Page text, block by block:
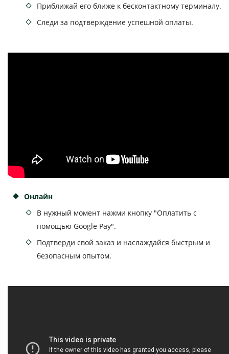
Приближай его ближе к бесконтактному терминалу.
Следи за подтверждение успешной оплаты.
Oнлайн
В нужный момент нажми кнопку "Оплатить с
помощью Google Pay".
Подтверди свой заказ и наслаждайся быстрым и
безопасным опытом.